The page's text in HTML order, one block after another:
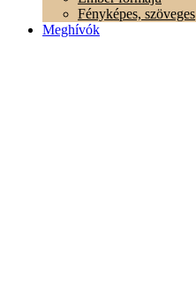
Fényképes, szöveges
Meghívók